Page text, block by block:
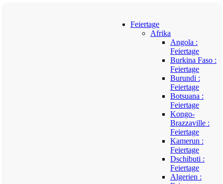
Feiertage
Afrika
Angola :
Feiertage
Burkina Faso :
Feiertage
Burundi :
Feiertage
Botsuana :
Feiertage
Kongo-
Brazzaville :
Feiertage
Kamerun :
Feiertage
Dschibuti :
Feiertage
Algerien :